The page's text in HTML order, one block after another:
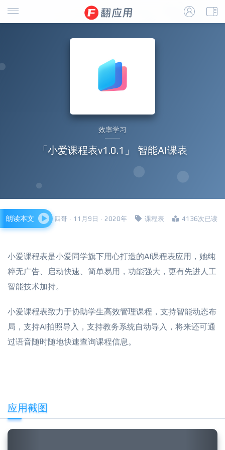
效率学习
「小爱课程表v1.0.1」 智能AI课表
四哥 · 11月9日 · 2020年 课程表 4136次已读
朗读本文
小爱课程表是小爱同学旗下用心打造的AI课程表应用，她纯
粹无广告、启动快速、简单易用，功能强大，更有先进人工
智能技术加持。
小爱课程表致力于协助学生高效管理课程，支持智能动态布
局，支持AI拍照导入，支持教务系统自动导入，将来还可通
过语音随时随地快速查询课程信息。
应用截图
Next